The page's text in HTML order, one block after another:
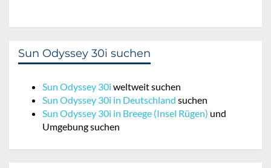
Sun Odyssey 30i suchen
Sun Odyssey 30i weltweit suchen
Sun Odyssey 30i in Deutschland suchen
Sun Odyssey 30i in Breege (Insel Rügen) und
Umgebung suchen